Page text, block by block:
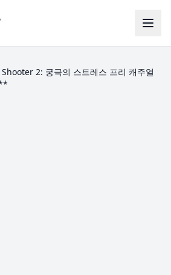
2: 궁극의 스트레스 프리 캐주얼